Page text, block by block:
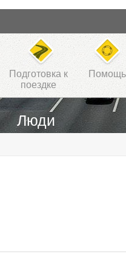
Подготовка к
поездке
Помощь
Люди